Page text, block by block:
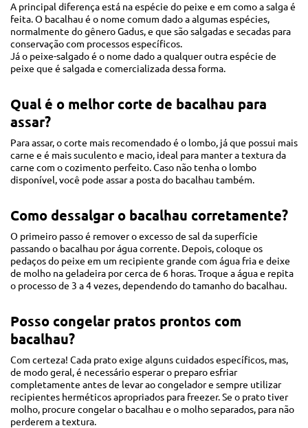
A principal diferença está na espécie do peixe e em como a salga é
feita. O bacalhau é o nome comum dado a algumas espécies,
normalmente do gênero Gadus, e que são salgadas e secadas para
conservação com processos específicos.
Já o peixe-salgado é o nome dado a qualquer outra espécie de
peixe que é salgada e comercializada dessa forma.
Qual é o melhor corte de bacalhau para
assar?
Para assar, o corte mais recomendado é o lombo, já que possui mais
carne e é mais suculento e macio, ideal para manter a textura da
carne com o cozimento perfeito. Caso não tenha o lombo
disponível, você pode assar a posta do bacalhau também.
Como dessalgar o bacalhau corretamente?
O primeiro passo é remover o excesso de sal da superfície
passando o bacalhau por água corrente. Depois, coloque os
pedaços do peixe em um recipiente grande com água fria e deixe
de molho na geladeira por cerca de 6 horas. Troque a água e repita
o processo de 3 a 4 vezes, dependendo do tamanho do bacalhau.
Posso congelar pratos prontos com
bacalhau?
Com certeza! Cada prato exige alguns cuidados específicos, mas,
de modo geral, é necessário esperar o preparo esfriar
completamente antes de levar ao congelador e sempre utilizar
recipientes herméticos apropriados para freezer. Se o prato tiver
molho, procure congelar o bacalhau e o molho separados, para não
perderem a textura.